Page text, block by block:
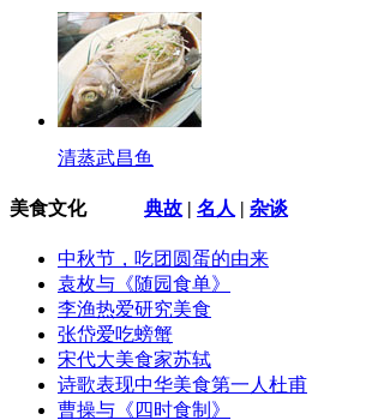
清蒸武昌鱼
美食文化 典故 | 名人 | 杂谈
中秋节，吃团圆蛋的由来
袁枚与《随园食单》
李渔热爱研究美食
张岱爱吃螃蟹
宋代大美食家苏轼
诗歌表现中华美食第一人杜甫
曹操与《四时食制》